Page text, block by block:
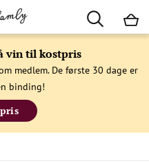
vin til kostpris
medlem. De første 30 dage er
binding!